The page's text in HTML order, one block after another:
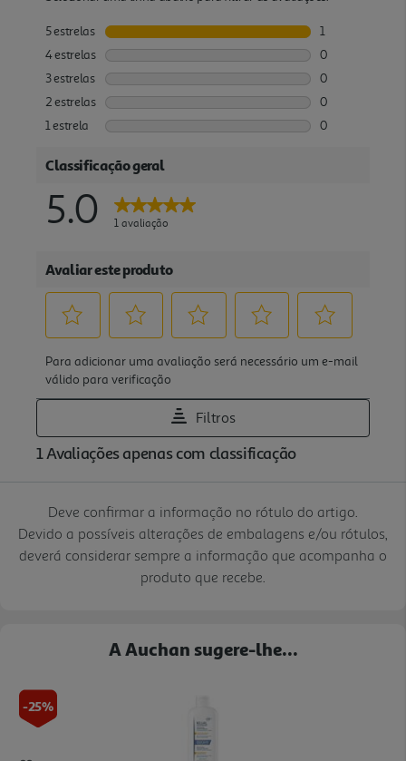
Deve confirmar a informação no rótulo do artigo.
Devido a possíveis alterações de embalagens e/ou rótulos,
deverá considerar sempre a informação que acompanha o
produto que recebe.
A Auchan sugere-lhe...
-25%